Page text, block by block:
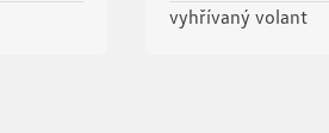
vyhřívaný volant